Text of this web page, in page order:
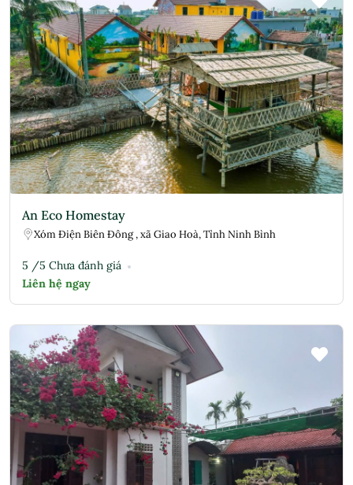
An Eco Homestay
Xóm Điện Biên Đông , xã Giao Hoà, Tỉnh Ninh Bình
5 /5 Chưa đánh giá